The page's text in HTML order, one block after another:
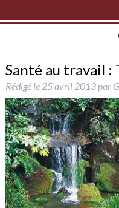
Santé au travail :
Rédigé le 25 avril 2013par